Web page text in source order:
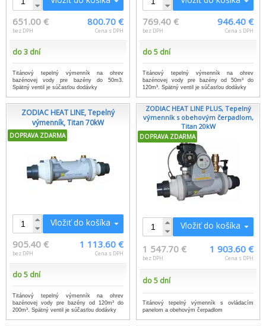
651.00 €
bez DPH
800.70 €
Cena s DPH
do 3 dní
Titánový tepelný výmenník na ohrev
bazénovej vody pre bazény do 50m3.
Spätný ventil je súčasťou dodávky
769.40 €
bez DPH
946.40 €
Cena s DPH
do 5 dní
Titánový tepelný výmenník na ohrev
bazénovej vody pre bazény od 50m³ do
120m³. Spätný ventil je súčasťou dodávky
ZODIAC HEAT LINE, Tepelný
výmenník, Titan 70kW
DOPRAVA ZDARMA
Vložiť do košíka
905.40 €
bez DPH
1 113.60 €
Cena s DPH
do 5 dní
Titánový tepelný výmenník na ohrev
bazénovej vody pre bazény od 120m³ do
200m³. Spätný ventil je súčasťou dodávky
ZODIAC HEAT LINE PLUS, Tepelný
výmenník s obehovým čerpadlom,
Titan 20kW
DOPRAVA ZDARMA
Vložiť do košíka
1 547.70 €
bez DPH
1 903.60 €
Cena s DPH
do 5 dní
Titánový tepelný výmenník s ovládacím
panelom a obehovým čerpadlom